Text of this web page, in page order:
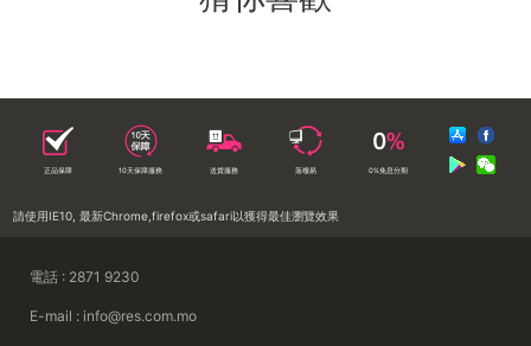
正品保障 10天保障服務 送貨服務 落樓易 0%免息分期
請使用IE10, 最新Chrome,firefox或safari以獲得最佳瀏覽效果
電話 : 2871 9230
E-mail : info@res.com.mo